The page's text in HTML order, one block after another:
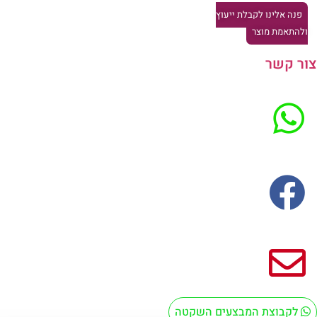
פנה אלינו לקבלת ייעוץ
מוצר
קשר
לקבוצת המבצעים השקטה